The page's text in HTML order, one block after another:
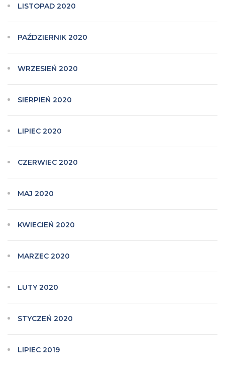
LISTOPAD 2020
PAŹDZIERNIK 2020
WRZESIEŃ 2020
SIERPIEŃ 2020
LIPIEC 2020
CZERWIEC 2020
MAJ 2020
KWIECIEŃ 2020
MARZEC 2020
LUTY 2020
STYCZEŃ 2020
LIPIEC 2019